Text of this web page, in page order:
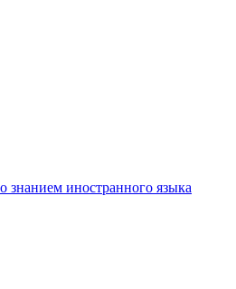
знанием иностранного языка